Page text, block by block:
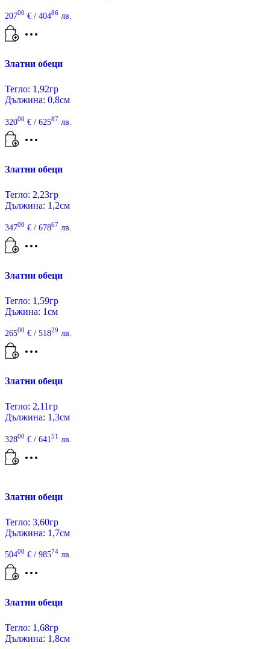
20700 € / 40486 лв.
Златни обеци
Тегло: 1,92гр
Дължина: 0,8см
32000 € / 62587 лв.
Златни обеци
Тегло: 2,23гр
Дължина: 1,2см
34700 € / 67867 лв.
Златни обеци
Тегло: 1,59гр
Дъжина: 1см
26500 € / 51829 лв.
Златни обеци
Тегло: 2,11гр
Дължина: 1,3см
32800 € / 641 51 лв.
Златни обеци
Тегло: 3,60гр
Дължина: 1,7см
50400 € / 98574 лв.
Златни обеци
Тегло: 1,68гр
Дължина: 1,8см